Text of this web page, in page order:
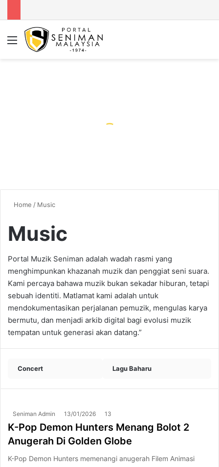
Menu
Home / Music
Music
Portal Muzik Seniman adalah wadah rasmi yang
menghimpunkan khazanah muzik dan penggiat seni suara.
Kami percaya bahawa muzik bukan sekadar hiburan, tetapi
sebuah identiti. Matlamat kami adalah untuk
mendokumentasikan perjalanan pemuzik, mengulas karya
bermutu, dan menjadi arkib digital bagi evolusi muzik
tempatan untuk generasi akan datang.”
Concert Lagu Baharu
Seniman Admin 13/01/2026 13
K-Pop Demon Hunters Menang Bolot 2
Anugerah Di Golden Globe
K-Pop Demon Hunters memenangi anugerah Filem Animasi